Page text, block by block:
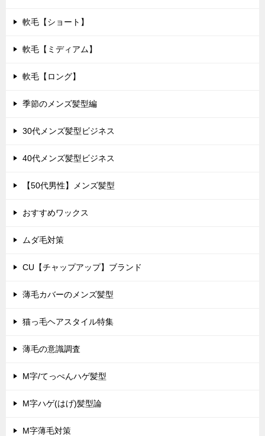
軟毛【ショート】
軟毛【ミディアム】
軟毛【ロング】
季節のメンズ髪型編
30代メンズ髪型ビジネス
40代メンズ髪型ビジネス
【50代男性】メンズ髪型
おすすめワックス
ムダ毛対策
CU【チャップアップ】ブランド
薄毛カバーのメンズ髪型
猫っ毛ヘアスタイル特集
薄毛の意識調査
M字/てっぺんハゲ髪型
M字ハゲ(はげ)髪型論
M字薄毛対策